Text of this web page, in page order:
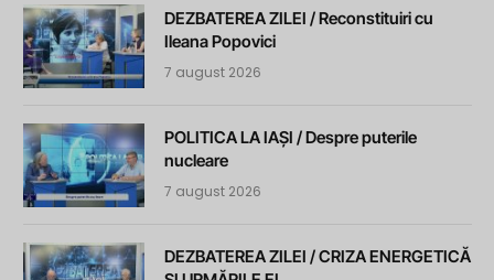
DEZBATEREA ZILEI / Reconstituiri cu
Ileana Popovici
7 august 2026
POLITICA LA IAȘI / Despre puterile
nucleare
7 august 2026
DEZBATEREA ZILEI / CRIZA ENERGETICĂ